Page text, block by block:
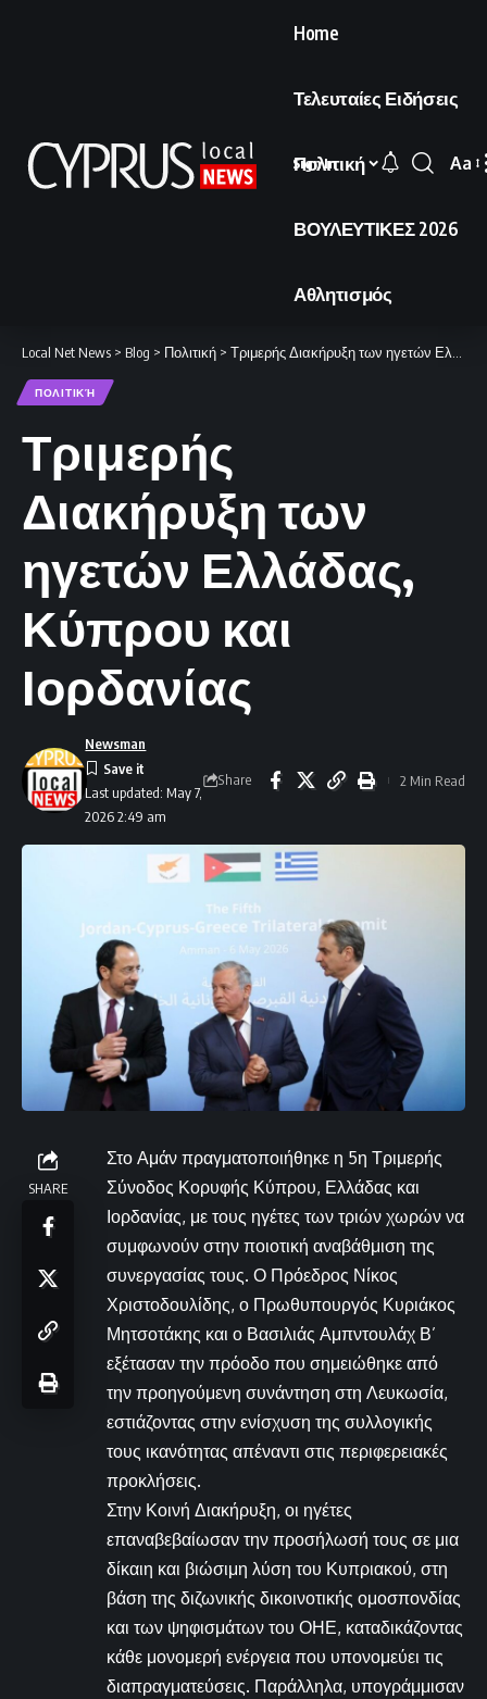
Home
Τελευταίες Ειδήσεις
Πολιτική
ΒΟΥΛΕΥΤΙΚΕΣ 2026
Αθλητισμός
Sign In
Font
Aa
Local Net News > Blog > Πολιτική > Τριμερής Διακήρυξη των ηγετών Ελλάδας, Κύπρου και Ιορδανίας
ΠΟΛΙΤΙΚΉ
Τριμερής
Διακήρυξη των
ηγετών Ελλάδας,
Κύπρου και
Ιορδανίας
Last updated: May 7,
2026 2:49 am
Newsman
Share 2 Min Read
SHARE
Στο Αμάν πραγματοποιήθηκε η 5η Τριμερής
Σύνοδος Κορυφής Κύπρου, Ελλάδας και
Ιορδανίας, με τους ηγέτες των τριών χωρών να
συμφωνούν στην ποιοτική αναβάθμιση της
συνεργασίας τους. Ο Πρόεδρος Νίκος
Χριστοδουλίδης, ο Πρωθυπουργός Κυριάκος
Μητσοτάκης και ο Βασιλιάς Αμπντουλάχ Β’
εξέτασαν την πρόοδο που σημειώθηκε από
την προηγούμενη συνάντηση στη Λευκωσία,
εστιάζοντας στην ενίσχυση της συλλογικής
τους ικανότητας απέναντι στις περιφερειακές
προκλήσεις.
Στην Κοινή Διακήρυξη, οι ηγέτες
επαναβεβαίωσαν την προσήλωσή τους σε μια
δίκαιη και βιώσιμη λύση του Κυπριακού, στη
βάση της διζωνικής δικοινοτικής ομοσπονδίας
και των ψηφισμάτων του ΟΗΕ, καταδικάζοντας
κάθε μονομερή ενέργεια που υπονομεύει τις
διαπραγματεύσεις. Παράλληλα, υπογράμμισαν